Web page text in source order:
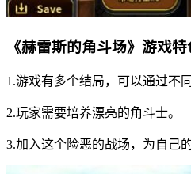
《赫雷斯的角斗场》游戏特
1.游戏有多个结局，可以通过不
2.玩家需要培养漂亮的角斗士。
3.加入这个险恶的战场，为自己